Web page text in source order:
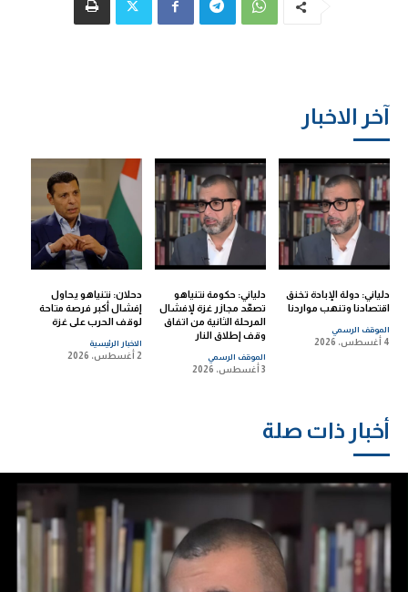
آخر الاخبار
دلياني: دولة الإبادة تخنق
اقتصادنا وتنهب مواردنا
الموقف الرسمي
4 أغسطس، 2026
دلياني: حكومة نتنياهو
تصعّد مجازر غزة لإفشال
المرحلة الثانية من اتفاق
وقف إطلاق النار
الموقف الرسمي
3 أغسطس، 2026
دحلان: نتنياهو يحاول
إفشال أكبر فرصة متاحة
لوقف الحرب على غزة
الاخبار الرئيسية
2 أغسطس، 2026
أخبار ذات صلة